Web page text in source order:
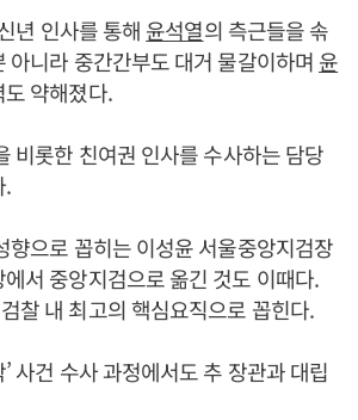
년 인사를 통해 윤석열의 측근들을 솎
아니라 중간간부도 대거 물갈이하며 윤
약해졌다.
비롯한 친여권 인사를 수사하는 담당
.
향으로 꼽히는 이성윤 서울중앙지검장
서 중앙지검으로 옮긴 것도 이때다.
찰 내 최고의 핵심요직으로 꼽힌다.
’ 사건 수사 과정에서도 추 장관과 대립